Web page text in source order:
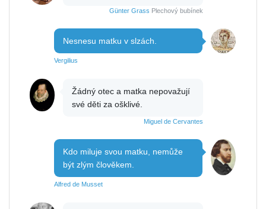
Günter Grass Plechový bubínek
Nesnesu matku v slzách.
Vergilius
Žádný otec a matka nepovažují
své děti za ošklivé.
Miguel de Cervantes
Kdo miluje svou matku, nemůže
být zlým člověkem.
Alfred de Musset